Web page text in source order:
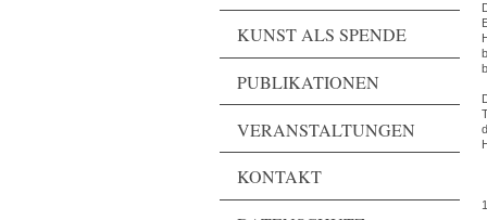
KUNST ALS SPENDE
PUBLIKATIONEN
VERANSTALTUNGEN
KONTAKT